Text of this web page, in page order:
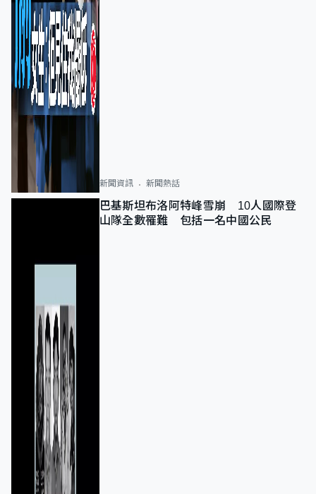
新聞資訊 新聞熱話
巴基斯坦布洛阿特峰雪崩 10人國際登
山隊全數罹難 包括一名中國公民